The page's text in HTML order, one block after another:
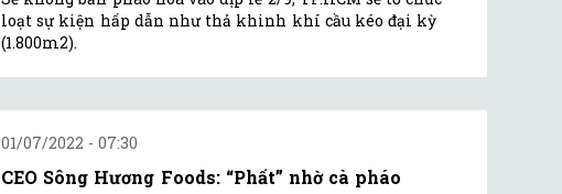
loạt sự kiện hấp dẫn như thả khinh khí cầu kéo đại kỳ
(1.800m2).
01/07/2022 - 07:30
CEO Sông Hương Foods: “Phất” nhờ cà pháo